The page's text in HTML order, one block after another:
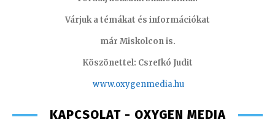
Várjuk a témákat és információkat
már Miskolcon is.
Köszönettel: Csrefkó Judit
www.oxygenmedia.hu
KAPCSOLAT - OXYGEN MEDIA